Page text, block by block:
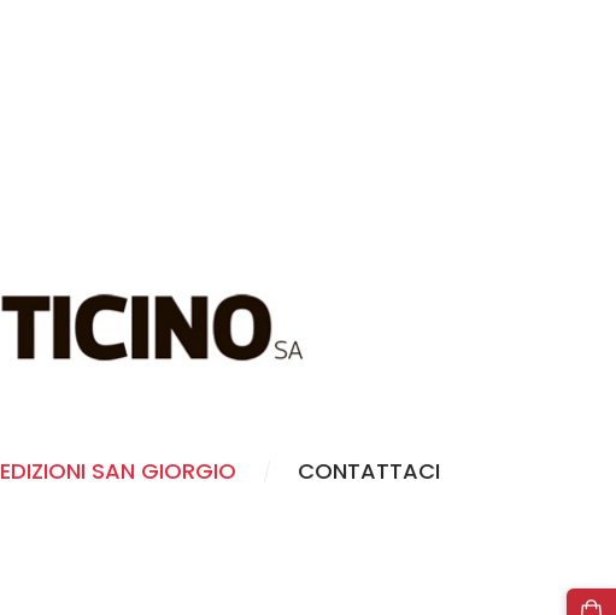
EDIZIONI SAN GIORGIO CONTATTACI